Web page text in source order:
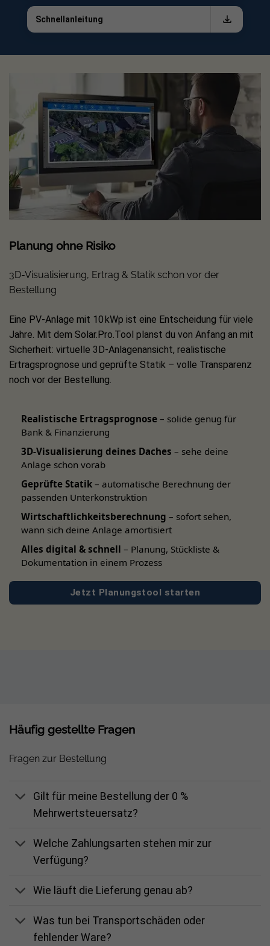
inklusive mehr Versorgungssicherheit.
PV-Eingang: max. 1000 V, MPPT-Spannungsbereich
Batterie: 40–60 V (empf. 51,2 V), Kommunikation
RS485/CAN
Backup: Umschaltzeit On/Off-Grid ca. 10 ms
Installation & Anwendung (praxisnah)
Für die schnelle Montage sind klare Anschlussbereiche
vorgesehen (PV, Batterie, Netz, Last, GEN, PE). Der
Wechselrichter ist nach IP66 geschützt und damit für
Inbetriebnahme wird das korrekte Einschaltverfahren (PV
Kompatibilität & Erweiterung
Der WIT 5K-HU unterstützt Generator-Eingang sowie
Smart-Load-Steuerung – ideal, um zusätzliche Verbraucher
oder ein Backup-Aggregat intelligent einzubinden. Über
RS485/USB und optionale WiFi/LAN-Anbindung ist zudem
Monitoring per App möglich.
Mit einer Solaranlage und Batteriespeicher erhöhen Sie Ihre
Eigenverbrauchsquote, reduzieren Netzbezug und
schützen sich besser vor steigenden Stromkosten.
Gleichzeitig steigern Sie die Unabhängigkeit Ihres
Haushalts – ein echtes Plus an Planbarkeit und Sicherheit.
Lieferumfang (typisch laut Dokumentation)
Hybrid-Wechselrichter Growatt WIT 5K-HU
Anschlusszubehör (u. a. PV-Stecker, Batterie-
Netzanschluss: 3-phasig (3P3W+PE / 3P4W+PE je nach
PV-Leistung (empf., STC): 8.000 W
MPPT: 1 Tracker / 2 Strings
Max. Lade-/Entladestrom: 125 A
Umschaltzeit Netz/Insel: ca. 10 ms
Schutzklasse: IP66
Fazit: Der Growatt WIT 5K-HU ist die ideale Schaltzentrale
Schnellanleitung
Planung ohne Risiko
3D-Visualisierung, Ertrag & Statik schon vor der
Bestellung
Eine PV-Anlage mit 10 kWp ist eine Entscheidung für viele
Jahre. Mit dem Solar.Pro.Tool planst du von Anfang an mit
Sicherheit: virtuelle 3D-Anlagenansicht, realistische
Ertragsprognose und geprüfte Statik – volle Transparenz
noch vor der Bestellung.
Realistische Ertragsprognose – solide genug für
Bank & Finanzierung
3D-Visualisierung deines Daches – sehe deine
Anlage schon vorab
Geprüfte Statik – automatische Berechnung der
passenden Unterkonstruktion
Wirtschaftlichkeitsberechnung – sofort sehen,
wann sich deine Anlage amortisiert
Alles digital & schnell – Planung, Stückliste &
Dokumentation in einem Prozess
Jetzt Planungstool starten
Häufig gestellte Fragen
Fragen zur Bestellung
Gilt für meine Bestellung der 0 %
Mehrwertsteuersatz?
Welche Zahlungsarten stehen mir zur
Verfügung?
Wie läuft die Lieferung genau ab?
Was tun bei Transportschäden oder
fehlender Ware?